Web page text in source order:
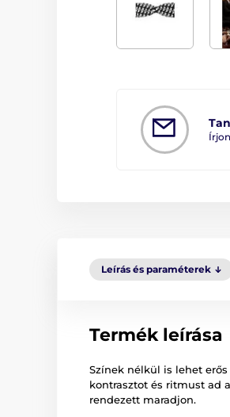
Leírás és paraméterek
Termék leírása
Színek nélkül is lehet
kontrasztot és ritmust ad
rendezett maradjon.